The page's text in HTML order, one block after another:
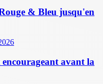
& Bleu jusqu'en
avant la